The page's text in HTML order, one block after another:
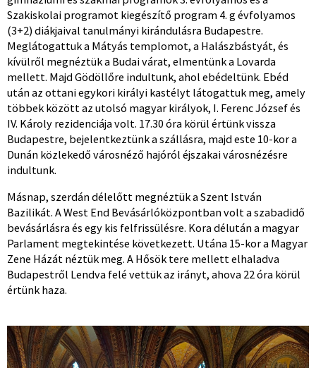
Szakiskolai programot kiegészítő program 4. g évfolyamos
(3+2) diákjaival tanulmányi kirándulásra Budapestre.
Meglátogattuk a Mátyás templomot, a Halászbástyát, és
kívülről megnéztük a Budai várat, elmentünk a Lovarda
mellett. Majd Gödöllőre indultunk, ahol ebédeltünk. Ebéd
után az ottani egykori királyi kastélyt látogattuk meg, amely
többek között az utolsó magyar királyok, I. Ferenc József és
IV. Károly rezidenciája volt. 17.30 óra körül értünk vissza
Budapestre, bejelentkeztünk a szállásra, majd este 10-kor a
Dunán közlekedő városnéző hajóról éjszakai városnézésre
indultunk.
Másnap, szerdán délelőtt megnéztük a Szent István
Bazilikát. A West End Bevásárlóközpontban volt a szabadidő
bevásárlásra és egy kis felfrissülésre. Kora délután a magyar
Parlament megtekintése következett. Utána 15-kor a Magyar
Zene Házát néztük meg. A Hősök tere mellett elhaladva
Budapestről Lendva felé vettük az irányt, ahova 22 óra körül
értünk haza.